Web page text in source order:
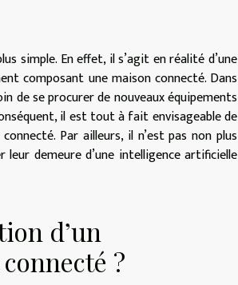
simple. En effet, il s’agit en réalité d’une
composant une maison connecté. Dans
de se procurer de nouveaux équipements
il est tout à fait envisageable de
Par ailleurs, il n’est pas non plus
demeure d’une intelligence artificielle
d’un
?